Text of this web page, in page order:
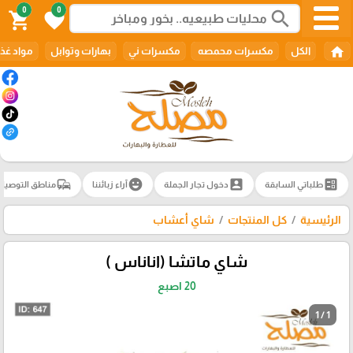
search
0
favorite
0
shopping_cart
home الكل مكسرات محمصه مكسرات ني بهارات وتوابل مواد
ballotطلباتي السابقة account_box دخول تجار الجملة emoji_emotionsآراء زبائننا commuteمناطق
الرئيسية كل المنتجات شاي أعشاب
شاي ماتشا (اناناس )
20 اصبع
1 / 1